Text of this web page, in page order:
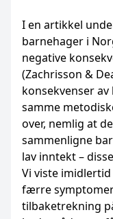
I en artikkel
barnehager i
negative
(Zachrisson &
konsekvenser
samme
over, nemlig at
sammenligne
lav inntekt –
Vi viste
færre
tilbaketrekning